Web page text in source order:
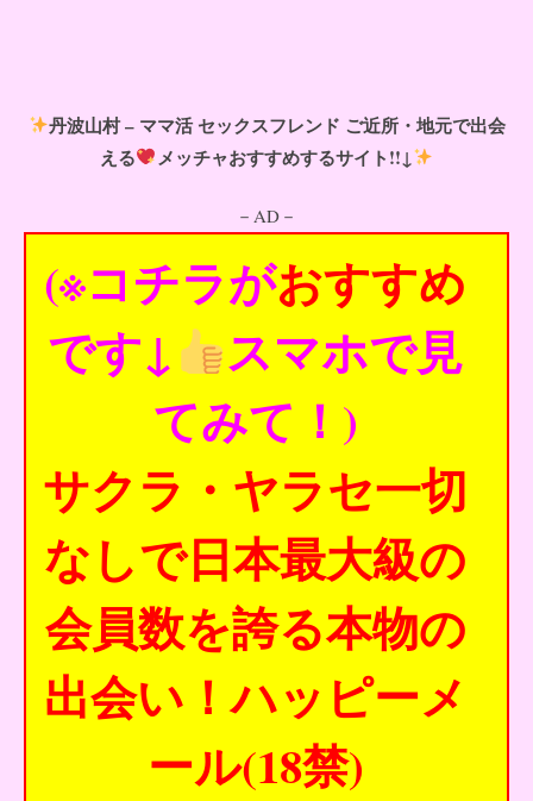
丹波山村 – ママ活 セックスフレンド ご近所・地元で出会
える
メッチャおすすめするサイト!!↓
－AD－
(※コチラがおすすめ
です↓
スマホで見
てみて！)
サクラ・ヤラセ一切
なしで日本最大級の
会員数を誇る本物の
出会い！ハッピーメ
ール(18禁)